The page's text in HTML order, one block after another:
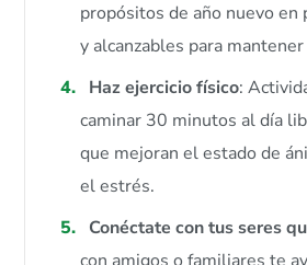
propósitos de año nuevo en
y alcanzables para
Haz ejercicio físico:
caminar 30 minutos al día
que mejoran el estado de
el estrés.
Conéctate con tus seres